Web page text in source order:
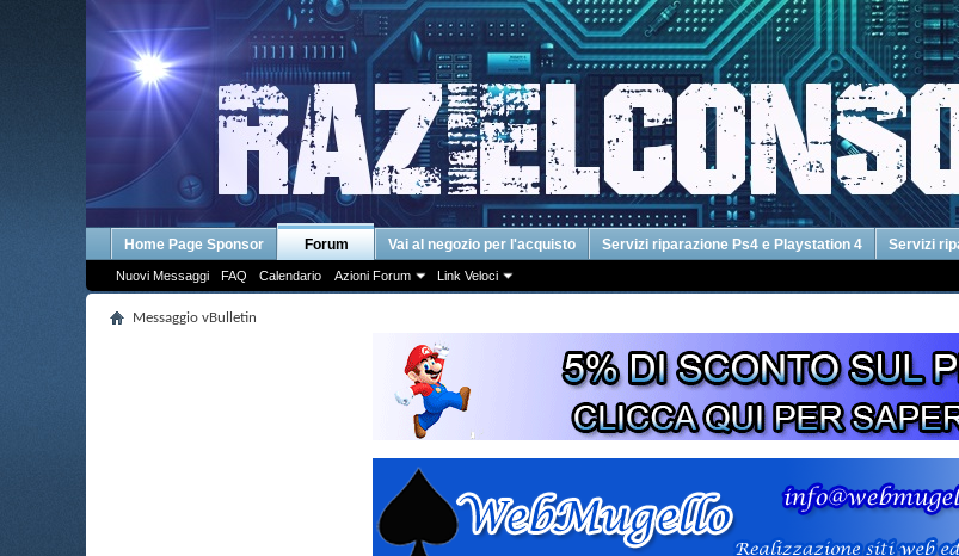
Home Page Sponsor Forum
Nuovi Messaggi FAQ Calendario Azioni Forum Link Veloci
Vai al negozio per l'acquisto Servizi riparazione Ps4 e Playstation 4 Servizi
Messaggio vBulletin